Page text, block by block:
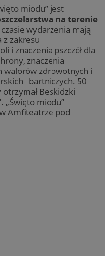
miodu” jest
na terenie
czasie wydarzenia mają
z zakresu
i znaczenia pszczół dla
znaczenia
walorów zdrowotnych i
i bartniczych. 50
otrzymał Beskidzki
„Święto miodu”
Amfiteatrze pod